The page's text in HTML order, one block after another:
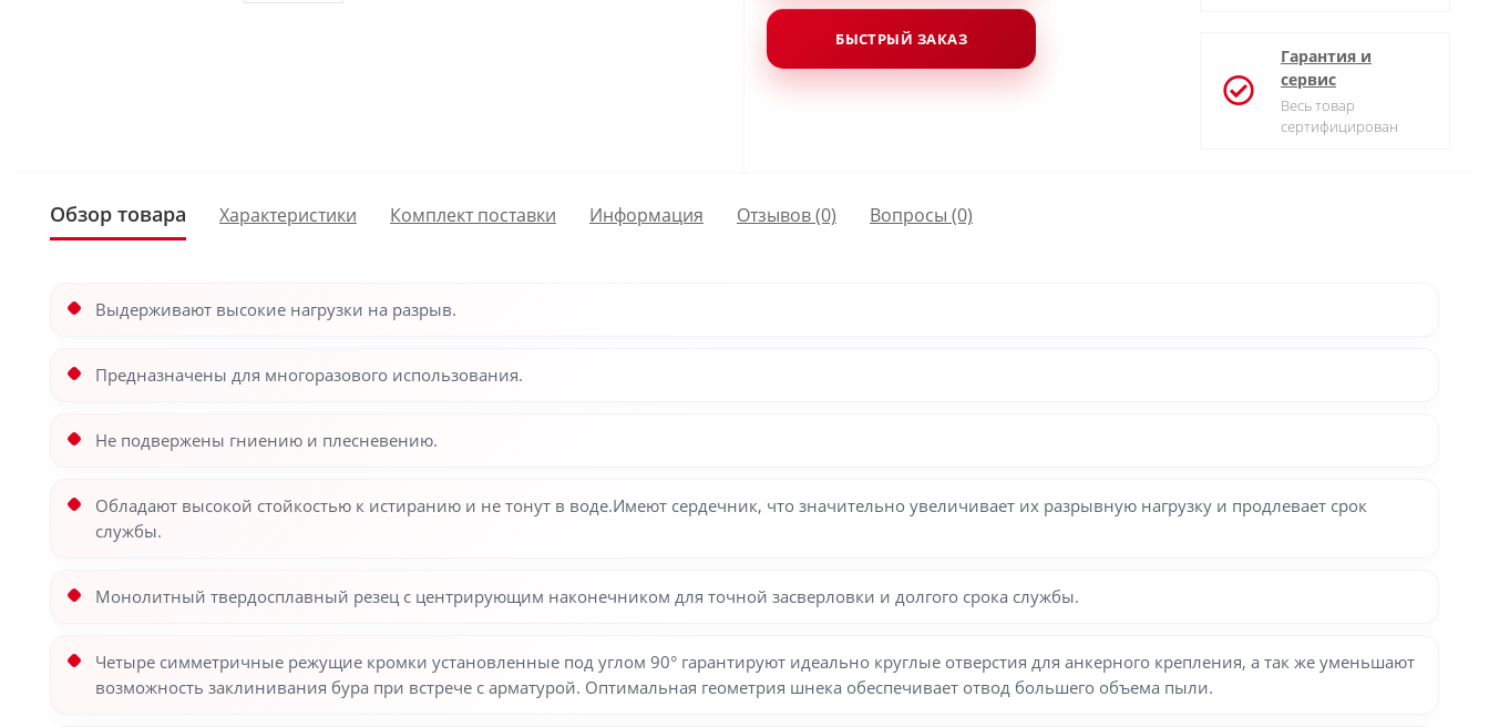
БЫСТРЫЙ ЗАКАЗ
Гарантия и
сервис
Весь товар
сертифицирован
Обзор товара Характеристики Комплект поставки Информация Отзывов (0) Вопросы (0)
Выдерживают высокие нагрузки на разрыв.
Предназначены для многоразового использования.
Не подвержены гниению и плесневению.
Обладают высокой стойкостью к истиранию и не тонут в воде.Имеют сердечник, что значительно увеличивает их разрывную нагрузку и продлевает срок
службы.
Монолитный твердосплавный резец с центрирующим наконечником для точной засверловки и долгого срока службы.
Четыре симметричные режущие кромки установленные под углом 90° гарантируют идеально круглые отверстия для анкерного крепления, а так же уменьшают
возможность заклинивания бура при встрече с арматурой. Оптимальная геометрия шнека обеспечивает отвод большего объема пыли.